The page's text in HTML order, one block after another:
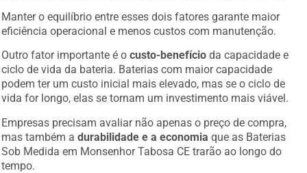
Manter o equilíbrio entre esses dois fatores garante maior
eficiência operacional e menos custos com manutenção.
Outro fator importante é ocusto-benefício da capacidade e
ciclo de vida da bateria. Baterias com maior capacidade
podem ter um custo inicial mais elevado, mas se o ciclo de
vida for longo, elas se tornam um investimento mais viável.
Empresas precisam avaliar não apenas o preço de compra,
mas também adurabilidade e a economia que as Baterias
Sob Medida em Monsenhor Tabosa CE trarão ao longo do
tempo.